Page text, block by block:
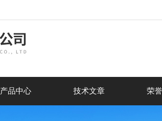
产品中心 技术文章 荣